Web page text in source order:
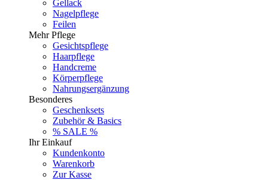
Gellack
Nagelpflege
Feilen
Mehr Pflege
Gesichtspflege
Haarpflege
Handcreme
Körperpflege
Nahrungsergänzung
Besonderes
Geschenksets
Zubehör & Basics
% SALE %
Ihr Einkauf
Kundenkonto
Warenkorb
Zur Kasse